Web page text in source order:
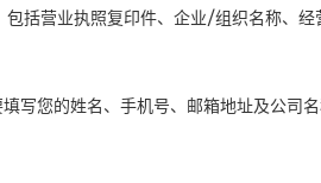
包括营业执照复印件、企业/组织名称、经
写您的姓名、手机号、邮箱地址及公司